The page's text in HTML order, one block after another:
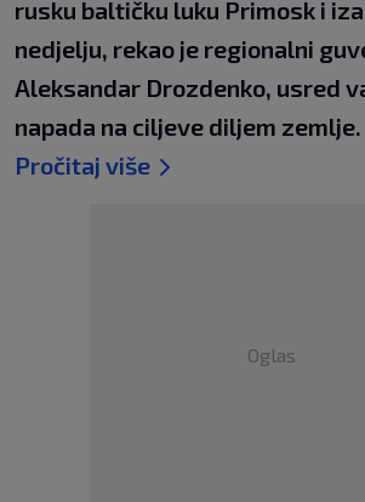
rusku baltičku luku Primosk i
nedjelju, rekao je regionalni
Aleksandar Drozdenko, usred
napada na ciljeve diljem zemlje.
Pročitaj više
Oglas